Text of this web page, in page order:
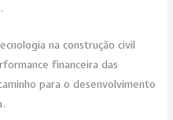
na construção civil
financeira das
para o desenvolvimento